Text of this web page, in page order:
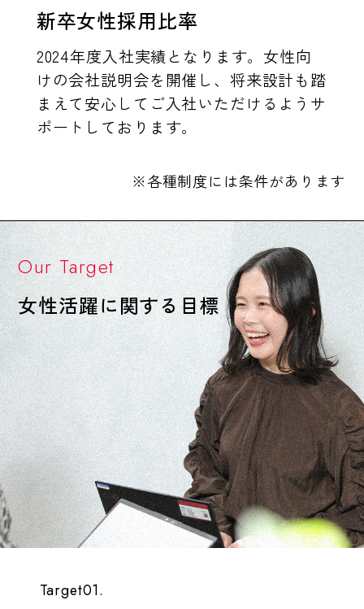
新卒女性採用比率
2024年度入社実績となります。女性向
けの会社説明会を開催し、将来設計も踏
まえて安心してご入社いただけるようサ
ポートしております。
※各種制度には条件があります
Our Target
女性活躍に関する目標
Target01.